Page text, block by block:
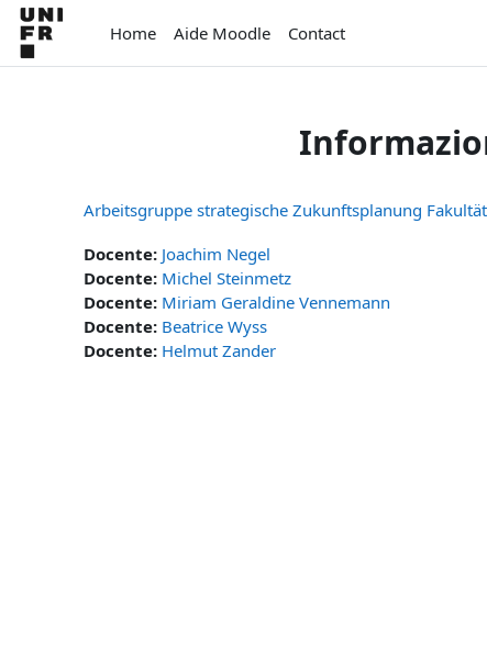
Vai al contenuto principale
Home
Aide Moodle Contact
Arbeitsgruppe strategische Zukunftsplanung
Docente: Joachim Negel
Docente: Michel Steinmetz
Docente: Miriam Geraldine Vennemann
Docente: Beatrice Wyss
Docente: Helmut Zander